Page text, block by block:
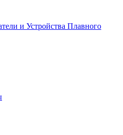
и Устройства Плавного